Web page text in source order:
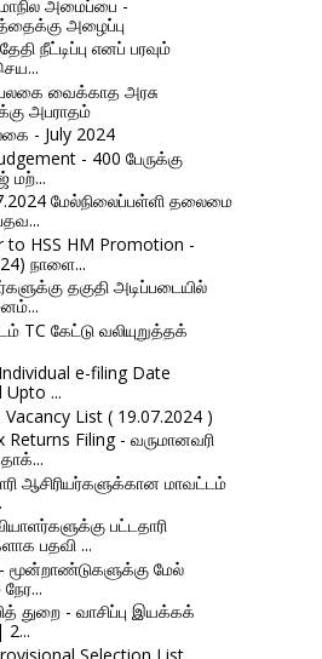
மாநில அமைப்பை -
அழைப்பு
நீட்டிப்பு எனப் பரவும்
வைக்காத அரசு
அபராதம்
- July 2024
- 400 பேருக்கு
மற்...
மேல்நிலைப்பள்ளி தலைமை
to HSS HM Promotion -
நாளை...
தகுதி அடிப்படையில்
TC கேட்டு வலியுறுத்தக்
e-filing Date
Upto ...
List ( 19.07.2024 )
Returns Filing - வருமானவரி
ஆசிரியர்களுக்கான மாவட்டம்
பட்டதாரி
பதவி ...
மூன்றாண்டுகளுக்கு மேல்
நேர...
துறை - வாசிப்பு இயக்கக்
2...
Selection List